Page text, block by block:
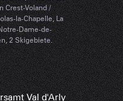
Crest-Voland /
la-Chapelle, La
Dame-de-
2 Skigebiete.
Val d'Arly